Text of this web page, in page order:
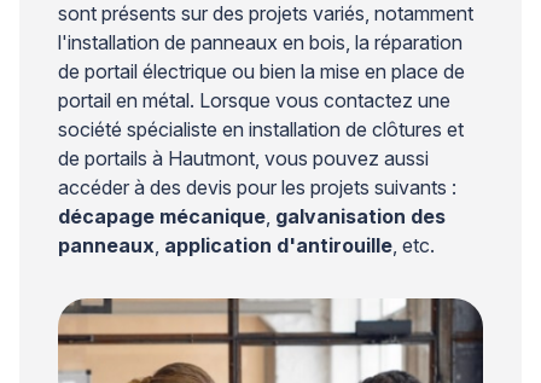
sont présents sur des projets variés, notamment
l'installation de panneaux en bois, la réparation
de portail électrique ou bien la mise en place de
portail en métal. Lorsque vous contactez une
société spécialiste en installation de clôtures et
de portails à Hautmont, vous pouvez aussi
accéder à des devis pour les projets suivants :
décapage mécanique, galvanisation des
panneaux, application d'antirouille, etc.